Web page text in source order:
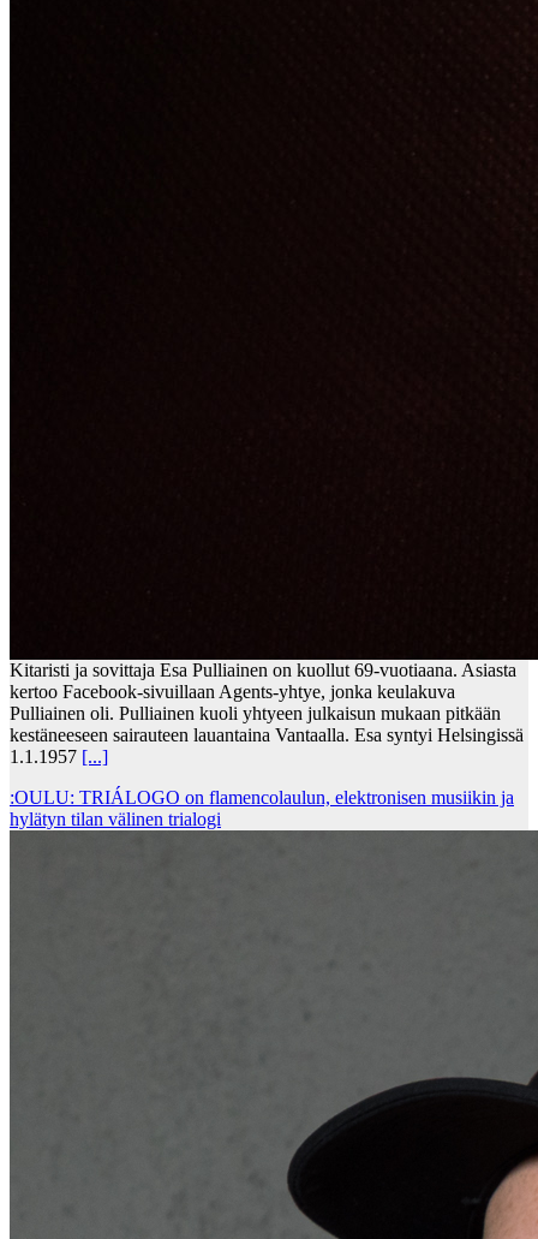
Kitaristi ja sovittaja Esa Pulliainen on kuollut 69-vuotiaana. Asiasta
kertoo Facebook-sivuillaan Agents-yhtye, jonka keulakuva
Pulliainen oli. Pulliainen kuoli yhtyeen julkaisun mukaan pitkään
kestäneeseen sairauteen lauantaina Vantaalla. Esa syntyi Helsingissä
1.1.1957 [...]
:OULU: TRIÁLOGO on flamencolaulun, elektronisen musiikin ja
hylätyn tilan välinen trialogi